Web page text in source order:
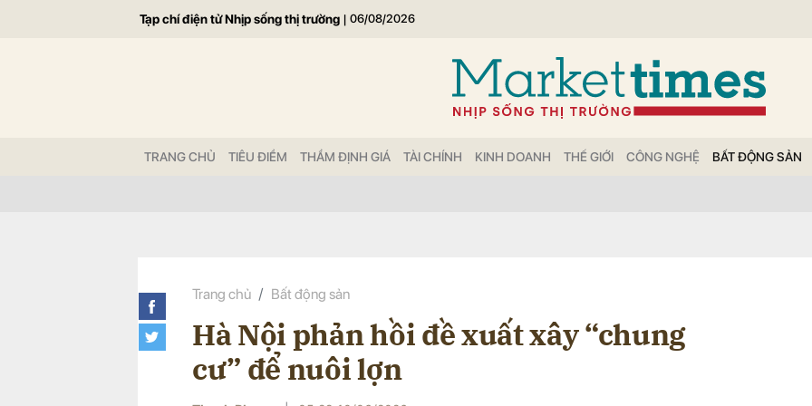
Tạp chí điện tử Nhịp sống thị trường | 06/08/2026
TRANG CHỦ TIÊU ĐIỂM THẨM ĐỊNH GIÁ TÀI CHÍNH KINH DOANH THẾ GIỚI CÔNG NGHỆ BẤT ĐỘNG SẢN
Trang chủ Bất động sản
Hà Nội phản hồi đề xuất xây “chung
cư” để nuôi lợn
Gửi bình luận